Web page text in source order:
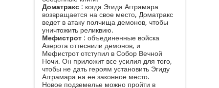
Доматракс: когда Эгида Агграмара
возвращается на свое место, Доматракс
ведет в атаку полчища демонов, чтобы
уничтожить реликвию.
Мефистрот: объединенные войска
Азерота оттеснили демонов, и
Мефистрот отступил в Собор Вечной
Ночи. Он приложит все усилия для того,
чтобы не дать героям установить Эгиду
Агграмара на ее законное место.
Новое подземелье можно пройти в